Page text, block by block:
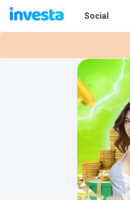
Social